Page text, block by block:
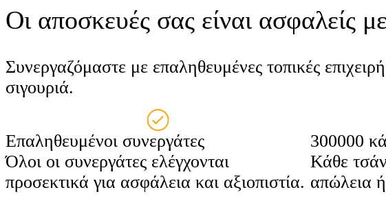
Οι αποσκευές σας είναι ασφαλείς
Συνεργαζόμαστε με επαληθευμένες τοπικές
σιγουριά.
Επαληθευμένοι συνεργάτες
Όλοι οι συνεργάτες ελέγχονται
προσεκτικά για ασφάλεια και αξιοπιστία.
300000
Κάθε
απώλεια